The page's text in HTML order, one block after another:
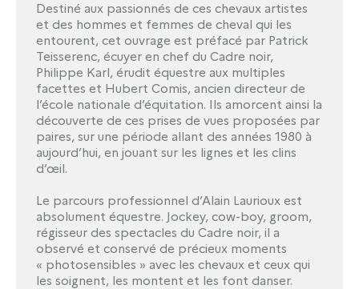
Destiné aux passionnés de ces chevaux artistes
et des hommes et femmes de cheval qui les
entourent, cet ouvrage est préfacé par Patrick
Teisserenc, écuyer en chef du Cadre noir,
Philippe Karl, érudit équestre aux multiples
facettes et Hubert Comis, ancien directeur de
l’école nationale d’équitation. Ils amorcent ainsi la
découverte de ces prises de vues proposées par
paires, sur une période allant des années 1980 à
aujourd’hui, en jouant sur les lignes et les clins
d’œil.
Le parcours professionnel d’Alain Laurioux est
absolument équestre. Jockey, cow-boy, groom,
régisseur des spectacles du Cadre noir, il a
observé et conservé de précieux moments
« photosensibles » avec les chevaux et ceux qui
les soignent, les montent et les font danser.